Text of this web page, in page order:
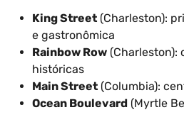
King Street (Charleston):
e gastronômica
Rainbow Row (Charleston):
históricas
Main Street (Columbia):
Ocean Boulevard (Myrtle